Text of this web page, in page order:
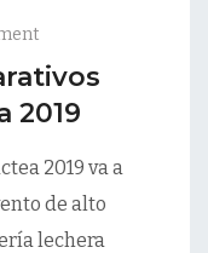
2019
2019 va a
de alto
lechera